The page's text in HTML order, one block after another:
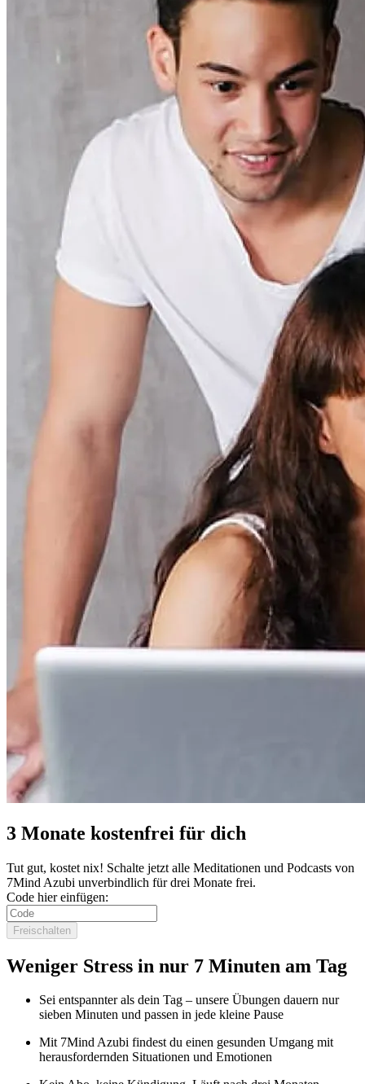
3 Monate kostenfrei für dich
Tut gut, kostet nix! Schalte jetzt alle Meditationen und Podcasts von
7Mind Azubi unverbindlich für drei Monate frei.
Code hier einfügen:
Freischalten
Weniger Stress in nur 7 Minuten am Tag
Sei entspannter als dein Tag – unsere Übungen dauern nur
sieben Minuten und passen in jede kleine Pause
Mit 7Mind Azubi findest du einen gesunden Umgang mit
herausfordernden Situationen und Emotionen